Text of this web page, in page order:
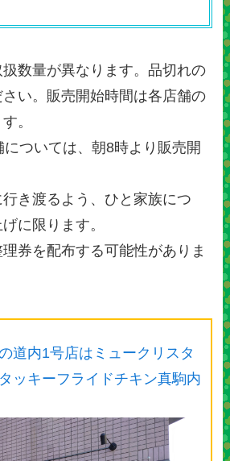
数量が異なります。品切れの
い。販売開始時間は各店舗の
。
ついては、朝8時より販売開
き渡るよう、ひと家族につ
に限ります。
券を配布する可能性がありま
道内1号店はミュークリスタ
ッキーフライドチキン真駒内